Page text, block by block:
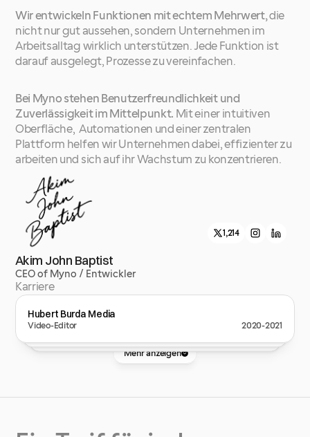
1,214
Akim John Baptist
CEO of Myno / Entwickler
Karriere
Hubert Burda Media
Video-Editor 2020-2021
Inside Film (UG)
Video-Editor 2020-2022
Myno
Mehr anzeigen
Wir entwickeln Funktionen mit echtem Mehrwert, die
nicht nur gut aussehen, sondern Unternehmen im
Arbeitsalltag wirklich unterstützen. Jede Funktion ist
darauf ausgelegt, Prozesse zu vereinfachen.
Bei Myno stehen Benutzerfreundlichkeit und
Zuverlässigkeit im Mittelpunkt. Mit einer intuitiven
Oberfläche,  Automationen und einer zentralen
Plattform helfen wir Unternehmen dabei, effizienter zu
arbeiten und sich auf ihr Wachstum zu konzentrieren.